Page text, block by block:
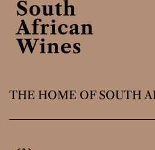
THE HOME OF SOUTH